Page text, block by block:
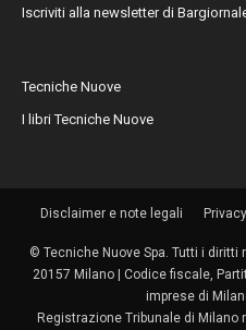
Iscriviti alla newsletter di
Tecniche Nuove
I libri Tecniche Nuove
Disclaimer e note legali Privacy
© Tecniche Nuove Spa. Tutti i diritti
20157 Milano | Codice fiscale,
imprese di
Registrazione Tribunale di Milano